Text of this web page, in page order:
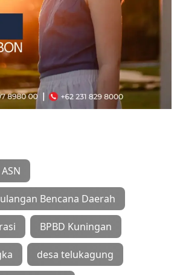
ASN
Bencana Daerah
BPBD Kuningan
desa telukagung